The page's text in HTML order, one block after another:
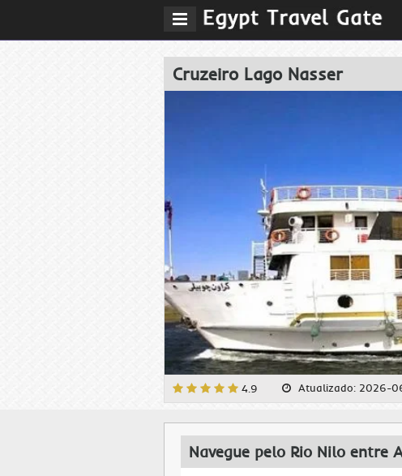
Abrir
menu
navegaÃ§Ã£o
Cruzeiro Lago Nasser
4.9 Atualizado: 2026-
Navegue pelo Rio Nilo entre